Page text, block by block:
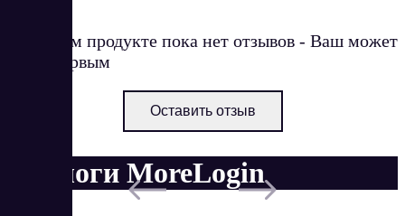
О данном продукте пока нет отзывов - Ваш может
стать первым
Оставить отзыв
Аналоги MoreLogin